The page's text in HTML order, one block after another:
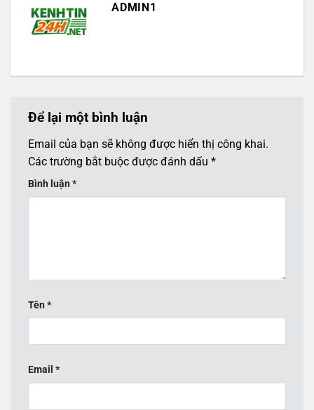
ADMIN1
Để lại một bình luận
Email của bạn sẽ không được hiển thị công khai.
Các trường bắt buộc được đánh dấu *
Bình luận *
Tên *
Email *